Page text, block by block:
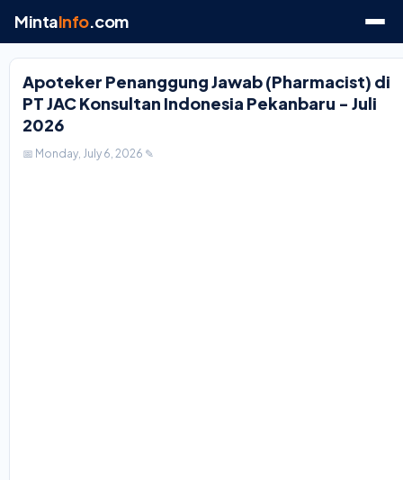
MintaInfo.com
Apoteker Penanggung Jawab (Pharmacist) di
PT JAC Konsultan Indonesia Pekanbaru - Juli
2026
📅 Monday, July 6, 2026 ✎